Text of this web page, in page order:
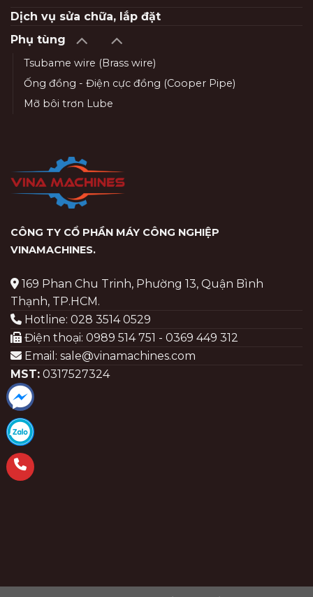
Dịch vụ sửa chữa, lắp đặt
Phụ tùng
Tsubame wire (Brass wire)
Ống đồng - Điện cực đồng (Cooper Pipe)
Mỡ bôi trơn Lube
CÔNG TY CỔ PHẦN MÁY CÔNG NGHIỆP
VINAMACHINES.
169 Phan Chu Trinh, Phường 13, Quận Bình
Thạnh, TP.HCM.
Hotline: 028 3514 0529
Điện thoại: 0989 514 751 - 0369 449 312
Email: sale@vinamachines.com
MST: 0317527324